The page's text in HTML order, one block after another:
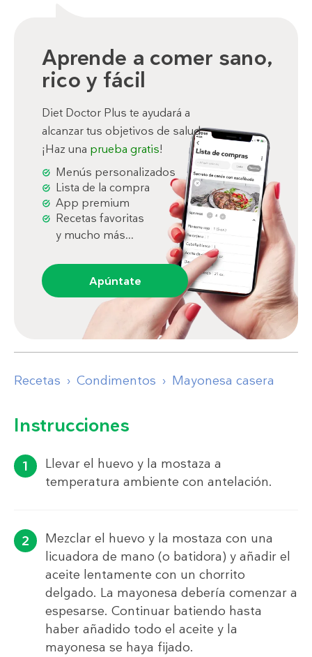
Aprende a comer sano,
rico y fácil
Diet Doctor Plus te ayudará a
alcanzar tus objetivos de salud.
¡Haz una prueba gratis!
Menús personalizados
Lista de la compra
App premium
Recetas favoritas
y mucho más...
Apúntate
Recetas Condimentos Mayonesa casera
Instrucciones
Llevar el huevo y la mostaza a
temperatura ambiente con antelación.
Mezclar el huevo y la mostaza con una
licuadora de mano (o batidora) y añadir el
aceite lentamente con un chorrito
delgado. La mayonesa debería comenzar a
espesarse. Continuar batiendo hasta
haber añadido todo el aceite y la
mayonesa se haya fijado.